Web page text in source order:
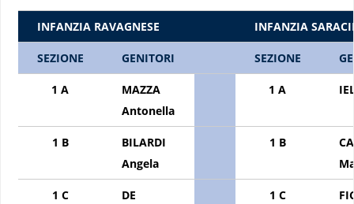
INFANZIA RAVAGNESE INFANZIA
SEZIONE GENITORI SEZIONE
1 A
MAZZA
Antonella
1 A
1 B
BILARDI
Angela
1 B
1 C
DE
1 C